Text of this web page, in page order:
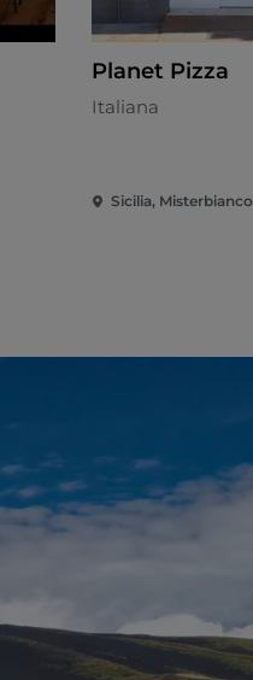
Planet Pizza
Italiana
Sicilia, Misterbianco